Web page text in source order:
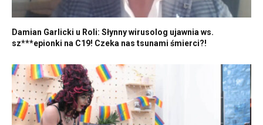
Damian Garlicki u Roli: Słynny wirusolog ujawnia ws.
sz***epionki na C19! Czeka nas tsunami śmierci?!